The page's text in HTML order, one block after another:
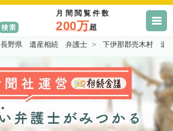
月間閲覧件数
200万超
長野県 遺産相続 弁護士 下伊那郡売木村 遺